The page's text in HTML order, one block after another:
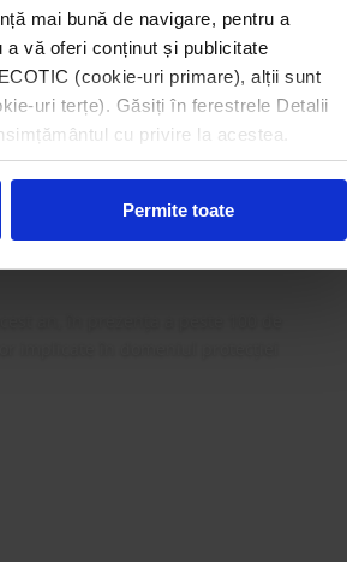
mai bună de navigare, pentru a
vă oferi conținut și publicitate
(cookie-uri primare), alții sunt
uri terțe). Găsiți în ferestrele Detalii
cu privire la acestea.
Permite toate
din Gala
Curat